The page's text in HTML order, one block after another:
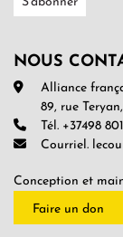
NOUS
Alliance
89, rue
Tél. +37498
Courriel.
Conception et
Faire un don